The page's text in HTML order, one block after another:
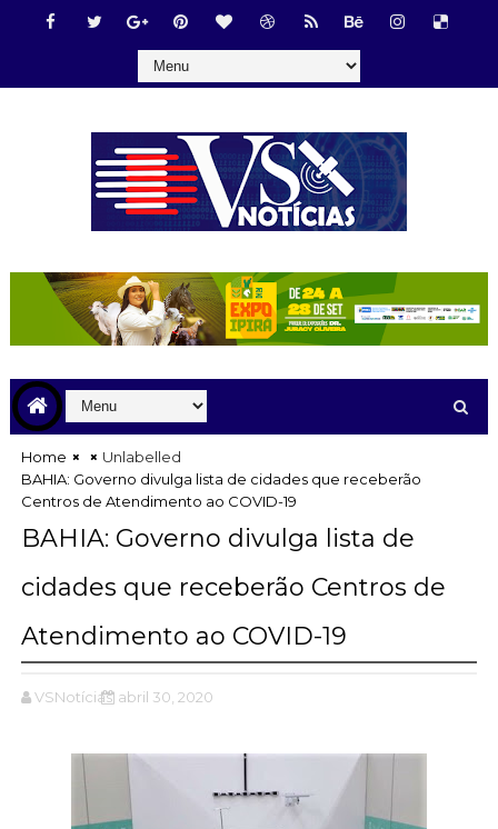
Home
Unlabelled
BAHIA: Governo divulga lista de cidades que receberão
Centros de Atendimento ao COVID-19
BAHIA: Governo divulga lista de
cidades que receberão Centros de
Atendimento ao COVID-19
VSNotícias abril 30, 2020